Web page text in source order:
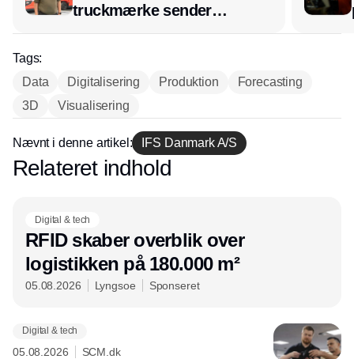
truckmærke sender
lagerchef stafetten videre
Tags:
Data
Digitalisering Produktion
Forecasting
3D
Visualisering
Nævnt i denne artikel: IFS Danmark A/S
Annonce
Relateret indhold
Digital & tech
RFID skaber overblik over
logistikken på 180.000 m²
05.08.2026 Lyngsoe Sponseret
Digital & tech
05.08.2026 SCM.dk